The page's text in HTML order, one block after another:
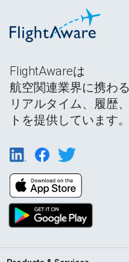
FlightAwareは
航空関連業界に携わ
リアルタイム、履歴
トを提供しています。